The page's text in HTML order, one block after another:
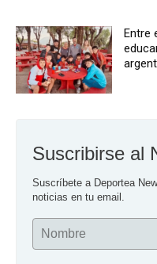
Entre
Suscribirse al
Suscríbete a Deportea
noticias en tu email.
Nombre